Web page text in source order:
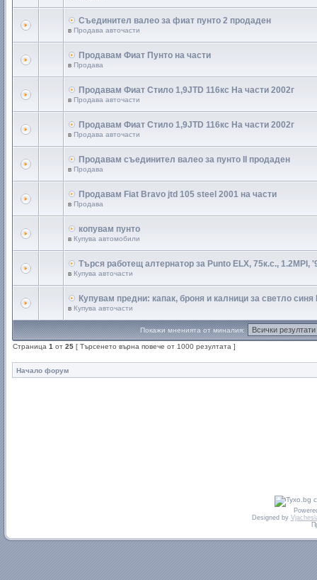
Съединител валео за фиат пунто 2 продаден
в Продава авточасти
Продавам Фиат Пунто на части
в Продава
Продавам Фиат Стило 1,9JTD 116кс На части 2002г
в Продава авточасти
Продавам Фиат Стило 1,9JTD 116кс На части 2002г
в Продава авточасти
Продавам съединител валео за пунто II продаден
в Продава
Продавам Fiat Bravo jtd 105 steel 2001 на части
в Продава
копувам пунто
в Купува автомобили
Търся работещ алтернатор за Punto ELX, 75к.с., 1.2MPI,
в Купува авточасти
Купувам предни: капак, броня и калници за светло синя
в Купува авточасти
Покажи мненията от миналия:
Страница 1 от 25 [ Търсенето върна повече от 1000 резултата ]
Начало форум
Designed by